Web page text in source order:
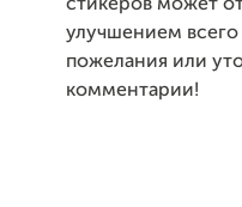
стикеров может
улучшением всего
пожелания или
комментарии!